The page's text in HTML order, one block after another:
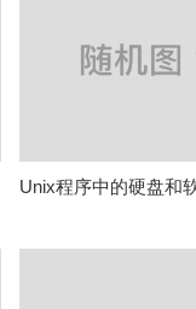
Unix程序中的硬盘和